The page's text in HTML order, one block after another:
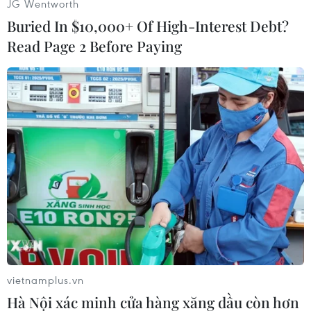
Ông Uông Văn Bân nói: “Chúng tôi luôn để ngỏ
việc trao đổi và hợp tác với Mỹ”, và cho biết
thêm rằng hai bên đã thiết lập các cơ chế như
nhóm làm việc về hợp tác khoa học Trái Đất và
khoa học không gian cũng như Đối thoại Không
gian Dân sự Trung-Mỹ.
Tuy nhiên, theo ông "Mỹ vẫn xem xét việc hợp
tác không gian với Trung Quốc trên phương
diện Chiến tranh Lạnh.”
Mỹ kêu gọi hợp tác trong
lĩnh vực không gian giữa
các đồng minh
Tướng Daniel Karbler kêu gọi Hàn
Quốc và các đồng minh khác của
JG Wentworth
Buried In $10,000+ Of High-Interest Debt?
Read Page 2 Before Paying
vietnamplus.vn
Hà Nội xác minh cửa hàng xăng dầu còn hơn